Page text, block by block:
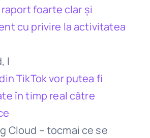
foarte clar și
cu privire la activitatea
l
TikTok vor putea fi
în timp real către
Cloud – tocmai ce se